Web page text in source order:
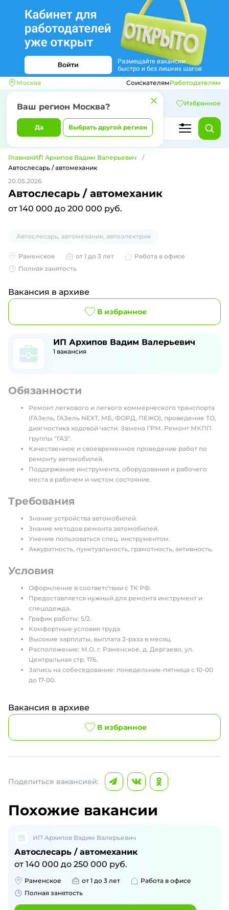
Москва
Ваш регион Москва?
Да Выбрать другой регион
СоискателямРаботодателям
Избранное
ГлавнаяИП Архипов Вадим Валерьевич
Автослесарь / автомеханик
20.05.2026
Автослесарь / автомеханик
от 140 000 до 200 000 руб.
Автослесарь, автомеханик, автоэлектрик
Раменское от 1 до 3 лет
Работа в офисе
Полная занятость
Вакансия в архиве
В избранное
ИП Архипов Вадим Валерьевич
1 вакансия
Обязанности
Ремонт легкового и легкого коммерческого транспорта
(ГАЗель, ГАЗель NEXT, МБ, ФОРД, ПЕЖО), проведение ТО,
диагностика ходовой части. Замена ГРМ. Ремонт МКПП
группы "ГАЗ".
Качественное и своевременное проведение работ по
ремонту автомобилей.
Поддержание инструмента, оборудования и рабочего
места в рабочем и чистом состояние.
Требования
Знание устройства автомобилей.
Знание методов ремонта автомобилей.
Умение пользоваться спец. инструментом.
Аккуратность, пунктуальность, грамотность, активность.
Условия
Оформление в соответствии с ТК РФ.
Предоставляется нужный для ремонта инструмент и
спецодежда.
График работы: 5/2.
Комфортные условия труда.
Высокие зарплаты, выплата 2-раза в месяц.
Расположение: М.О. г. Раменское, д. Дергаево, ул.
Центральная стр. 176.
Запись на собеседование: понедельник-пятница с 10-00
до 17-00.
Вакансия в архиве
В избранное
Поделиться вакансией:
Похожие вакансии
ИП Архипов Вадим Валерьевич
Автослесарь / автомеханик
от 140 000 до 250 000 руб.
Раменское от 1 до 3 лет
Работа в офисе
Полная занятость